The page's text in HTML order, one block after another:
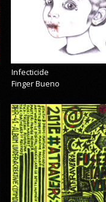
Infecticide
Finger Bueno